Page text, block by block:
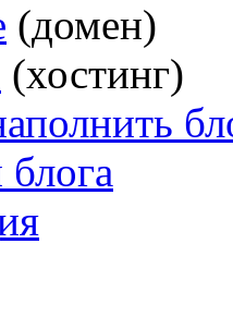
(домен)
(хостинг)
блога